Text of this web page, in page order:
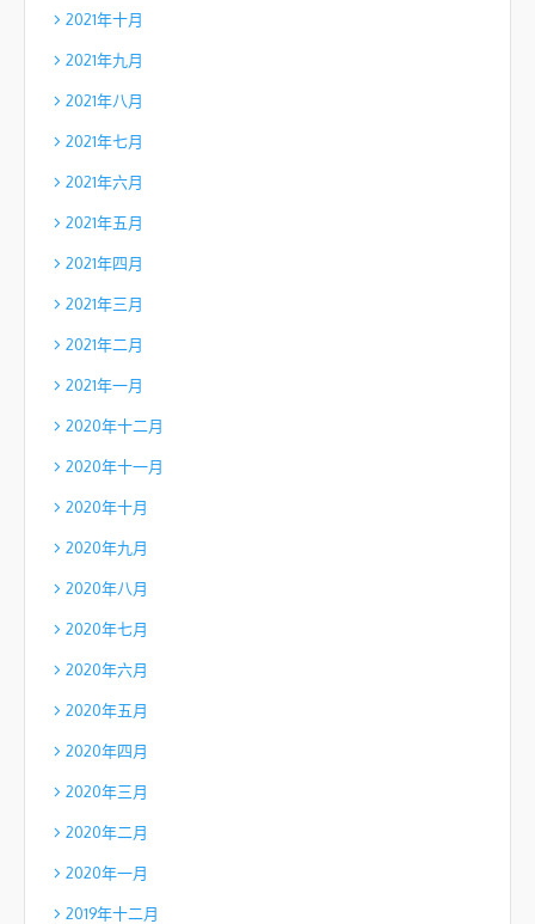
2021年十月
2021年九月
2021年八月
2021年七月
2021年六月
2021年五月
2021年四月
2021年三月
2021年二月
2021年一月
2020年十二月
2020年十一月
2020年十月
2020年九月
2020年八月
2020年七月
2020年六月
2020年五月
2020年四月
2020年三月
2020年二月
2020年一月
2019年十二月